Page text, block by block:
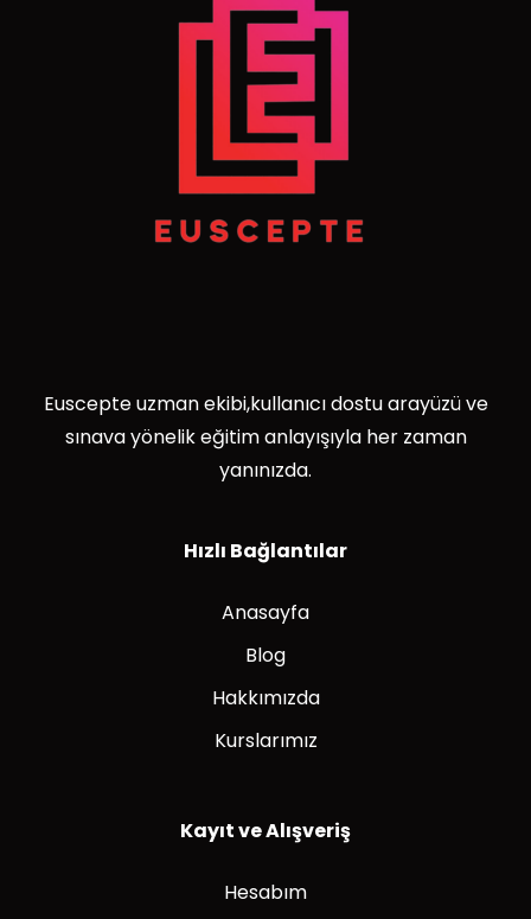
Euscepte uzman ekibi,kullanıcı dostu arayüzü ve
sınava yönelik eğitim anlayışıyla her zaman
yanınızda.
Hızlı Bağlantılar
Anasayfa
Blog
Hakkımızda
Kurslarımız
Kayıt ve Alışveriş
Hesabım